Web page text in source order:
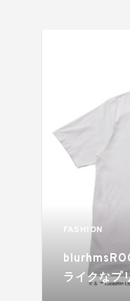
FASHION
ライクなプ